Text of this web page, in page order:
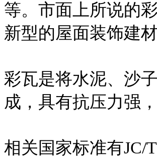
等。市面上所说的
新型的屋面装饰建材
彩瓦是将水泥、沙
成，具有抗压力强
相关国家标准有JC/